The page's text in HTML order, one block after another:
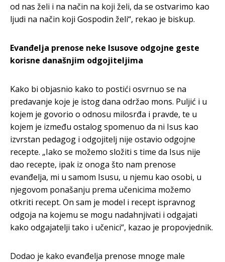
od nas želi i na način na koji želi, da se ostvarimo kao
ljudi na način koji Gospodin želi“, rekao je biskup.
Evanđelja prenose neke Isusove odgojne geste
korisne današnjim odgojiteljima
Kako bi objasnio kako to postići osvrnuo se na
predavanje koje je istog dana održao mons. Puljić i u
kojem je govorio o odnosu milosrđa i pravde, te u
kojem je između ostalog spomenuo da ni Isus kao
izvrstan pedagog i odgojitelj nije ostavio odgojne
recepte. „Iako se možemo složiti s time da Isus nije
dao recepte, ipak iz onoga što nam prenose
evanđelja, mi u samom Isusu, u njemu kao osobi, u
njegovom ponašanju prema učenicima možemo
otkriti recept. On sam je model i recept ispravnog
odgoja na kojemu se mogu nadahnjivati i odgajati
kako odgajatelji tako i učenici“, kazao je propovjednik.
Dodao je kako evanđelja prenose mnoge male